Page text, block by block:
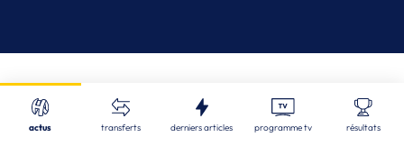
Recherche
actus transferts derniers articles programme tv résultats
Nos derniers articles
ALL | 08/08/2026